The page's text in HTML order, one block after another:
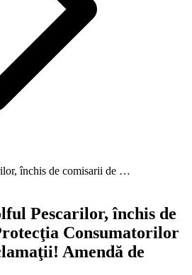
închis de comisarii de …
Pescarilor, închis de
Consumatorilor
Amendă de